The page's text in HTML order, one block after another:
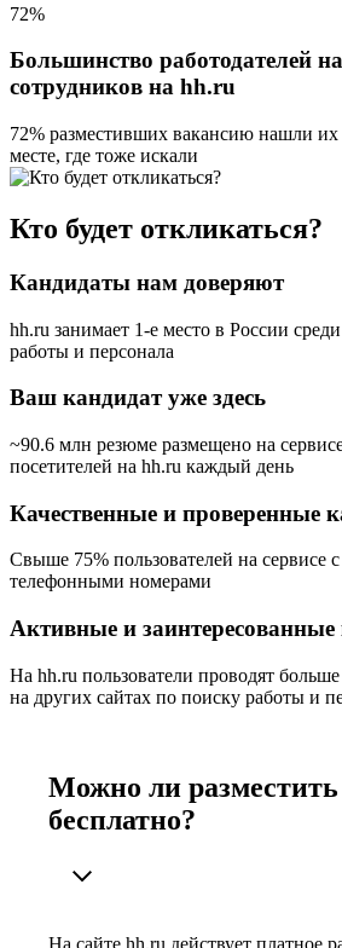
72%
Большинство работодателей
сотрудников на hh.ru
72% разместивших вакансию нашли их
месте, где тоже искали
Кто будет откликаться?
Кандидаты нам доверяют
hh.ru занимает 1-е место в России
работы и персонала
Ваш кандидат уже здесь
~90.6 млн резюме размещено на
посетителей на hh.ru каждый день
Качественные и проверенные
Свыше 75% пользователей на сервисе
телефонными номерами
Активные и
На hh.ru пользователи проводят
на других сайтах по поиску работы и
Можно ли
бесплатно?
На сайте hh.ru действует платное